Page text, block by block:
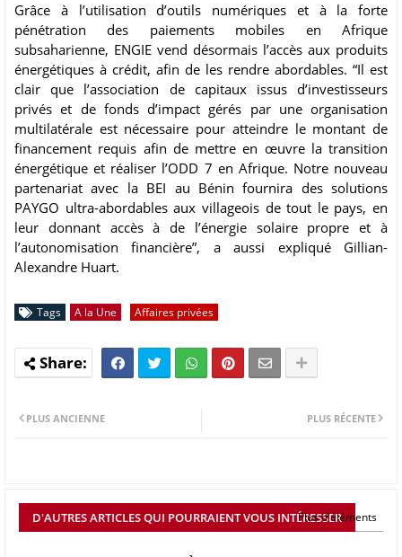
Grâce à l’utilisation d’outils numériques et à la forte
pénétration des paiements mobiles en Afrique
subsaharienne, ENGIE vend désormais l’accès aux produits
énergétiques à crédit, afin de les rendre abordables. “Il est
clair que l’association de capitaux issus d’investisseurs
privés et de fonds d’impact gérés par une organisation
multilatérale est nécessaire pour atteindre le montant de
financement requis afin de mettre en œuvre la transition
énergétique et réaliser l’ODD 7 en Afrique. Notre nouveau
partenariat avec la BEI au Bénin fournira des solutions
PAYGO ultra-abordables aux villageois de tout le pays, en
leur donnant accès à de l’énergie solaire propre et à
l’autonomisation financière”, a aussi expliqué Gillian-
Alexandre Huart.
Tags A la Une Affaires privées
PLUS RÉCENTE
PLUS ANCIENNE
D'AUTRES ARTICLES QUI POURRAIENT VOUS INTÉRESSER
Plus d'éléments